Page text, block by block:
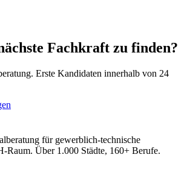
Fachkraft zu finden?
Erste Kandidaten innerhalb von 24
für gewerblich-technische
Raum. Über 1.000 Städte, 160+ Berufe.